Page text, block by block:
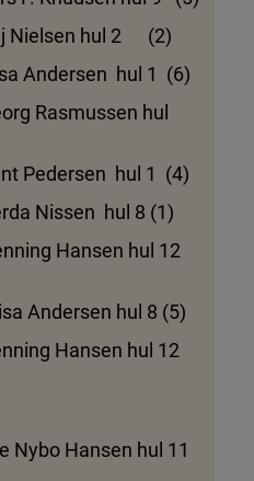
Nielsen hul 2 (2)
Andersen hul 1 (6)
Rasmussen hul
Pedersen hul 1 (4)
Nissen hul 8 (1)
Hansen hul 12
Andersen hul 8 (5)
Hansen hul 12
Nybo Hansen hul 11